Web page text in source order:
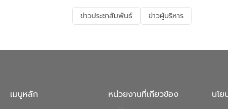
ข่าวประชาสัมพันธ์ ข่าวผู้บริหาร
เมนูหลัก หน่วยงานที่เกียวข้อง นโ